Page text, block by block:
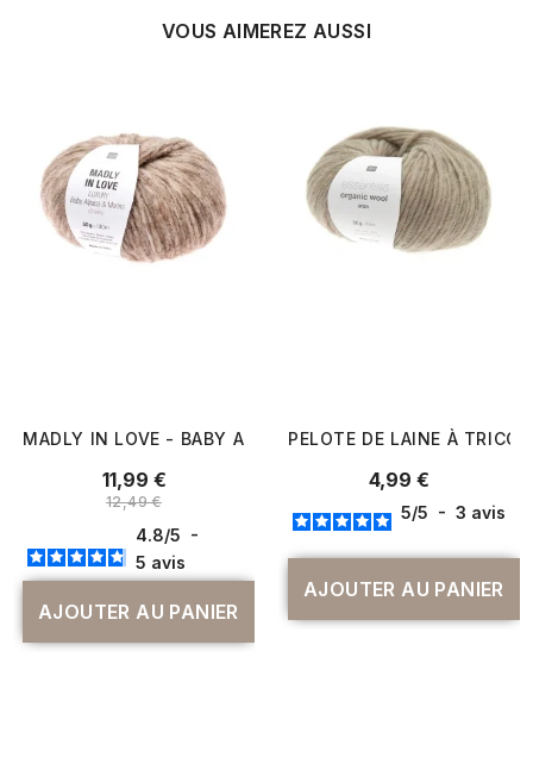
VOUS AIMEREZ AUSSI
MADLY IN LOVE - BABY ALPAGA ET MÉRINO À TRICOTER
Prix
11,99 €
Prix normal
12,49 €
4.8/5 -
5 avis
AJOUTER AU PANIER
PELOTE DE LAINE À
Prix
4,99 €
5/5 - 3 avis
AJOUTER AU PANIER